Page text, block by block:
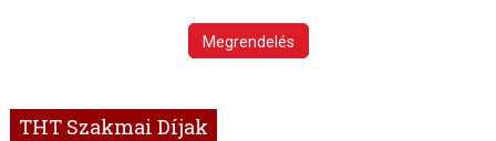
Megrendelés
THT Szakmai Díjak